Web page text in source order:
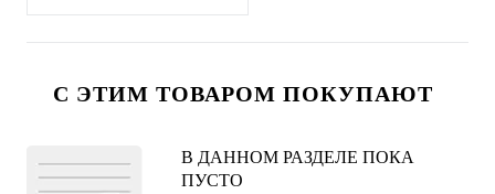
С ЭТИМ ТОВАРОМ ПОКУПАЮТ
В ДАННОМ РАЗДЕЛЕ ПОКА
ПУСТО